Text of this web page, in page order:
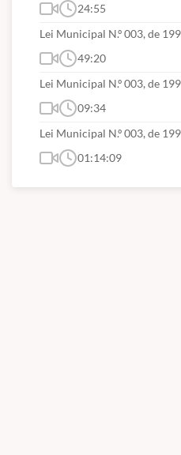
O Hertz On-line
Completo da
fevereiro de 1999,para
Castanhal-PA. Então, é
sequência do seu
não perde tempo!
Afinal, a sua preparação
24:55
Lei Municipal N.º 003, de
49:20
Lei Municipal N.º 003, de
09:34
Lei Municipal N.º 003, de
01:14:09